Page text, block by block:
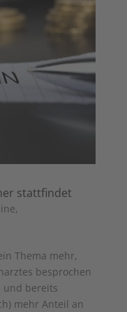
stattfindet
,
Thema mehr,
besprochen
und bereits
mehr Anteil an